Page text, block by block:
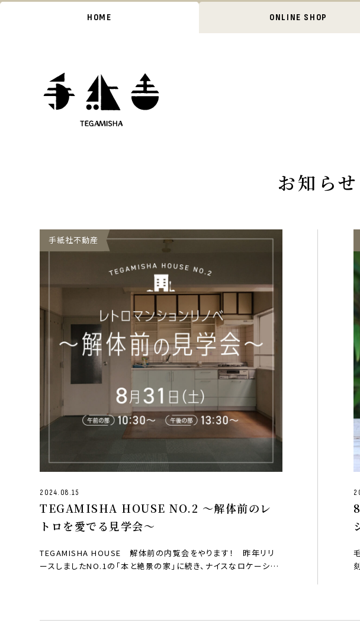
HOME ONLINE SHOP
お知らせ
手紙社不動産
2024.08.15
TEGAMISHA HOUSE NO.2 ～解体前のレ
トロを愛でる見学会～
TEGAMISHA HOUSE 解体前の内覧会をやります！ 昨年リリ
ースしましたNO.1の「本と絶景の家」に続き、ナイスなロケーシ…